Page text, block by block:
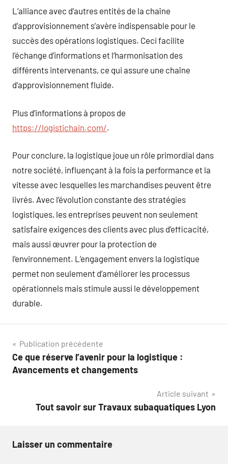
L’alliance avec d’autres entités de la chaîne
d’approvisionnement s’avère indispensable pour le
succès des opérations logistiques. Ceci facilite
l’échange d’informations et l’harmonisation des
différents intervenants, ce qui assure une chaîne
d’approvisionnement fluide.
Plus d’informations à propos de
https://logistichain.com/.
Pour conclure, la logistique joue un rôle primordial dans
notre société, influençant à la fois la performance et la
vitesse avec lesquelles les marchandises peuvent être
livrés. Avec l’évolution constante des stratégies
logistiques, les entreprises peuvent non seulement
satisfaire exigences des clients avec plus d’efficacité,
mais aussi œuvrer pour la protection de
l’environnement. L’engagement envers la logistique
permet non seulement d’améliorer les processus
opérationnels mais stimule aussi le développement
durable.
Navigation
de
Publication précédente
Ce que réserve l’avenir pour la logistique :
Avancements et changements
Article suivant
Tout savoir sur Travaux subaquatiques Lyon
Laisser un commentaire